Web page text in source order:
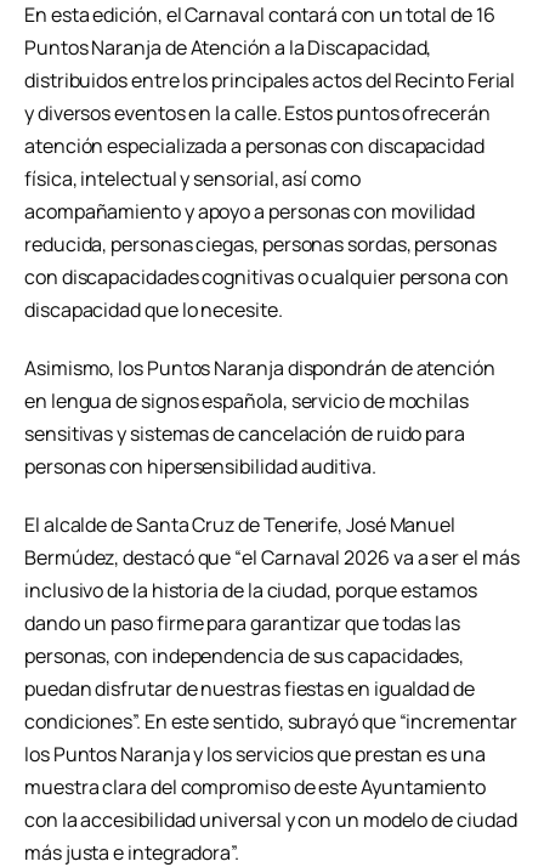
En esta edición, el Carnaval contará con un total de 16
Puntos Naranja de Atención a la Discapacidad,
distribuidos entre los principales actos del Recinto Ferial
y diversos eventos en la calle. Estos puntos ofrecerán
atención especializada a personas con discapacidad
física, intelectual y sensorial, así como
acompañamiento y apoyo a personas con movilidad
reducida, personas ciegas, personas sordas, personas
con discapacidades cognitivas o cualquier persona con
discapacidad que lo necesite.
Asimismo, los Puntos Naranja dispondrán de atención
en lengua de signos española, servicio de mochilas
sensitivas y sistemas de cancelación de ruido para
personas con hipersensibilidad auditiva.
El alcalde de Santa Cruz de Tenerife, José Manuel
Bermúdez, destacó que “el Carnaval 2026 va a ser el más
inclusivo de la historia de la ciudad, porque estamos
dando un paso firme para garantizar que todas las
personas, con independencia de sus capacidades,
puedan disfrutar de nuestras fiestas en igualdad de
condiciones”. En este sentido, subrayó que “incrementar
los Puntos Naranja y los servicios que prestan es una
muestra clara del compromiso de este Ayuntamiento
con la accesibilidad universal y con un modelo de ciudad
más justa e integradora”.